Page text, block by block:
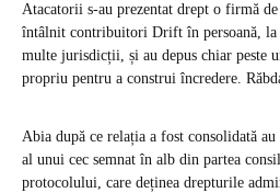
Atacatorii s-au prezentat drept o firmă
întâlnit contribuitori Drift în persoană, la
multe jurisdicții, și au depus chiar peste
propriu pentru a construi încredere.
Abia după ce relația a fost consolidată
al unui cec semnat în alb din partea
protocolului, care deținea drepturile